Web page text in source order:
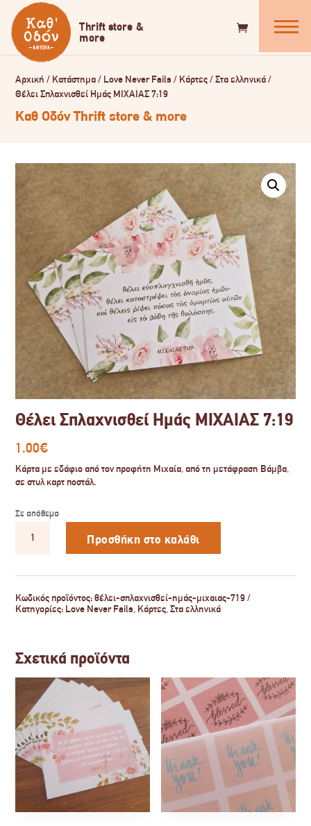
Αρχική / Κατάστημα/ Love Never Fails/ Κάρτες/Στα ελληνικά/
Θέλει Σπλαχνισθεί Ημάς ΜΙΧΑΙΑΣ 7:19
Καθ Οδόν Thrift store & more
Θέλει Σπλαχνισθεί Ημάς ΜΙΧΑΙΑΣ 7:19
1.00€
Κάρτα με εδάφιο από τον προφήτη Μιχαία, από τη μετάφραση Βάμβα,
σε στυλ καρτ ποστάλ.
Σε απόθεμα
Σπλαχνισθεί
7:19
Προσθήκη στο καλάθι
Κωδικός προϊόντος:θέλει-σπλαχνισθεί-ημάς-μιχαιας-719
Κατηγορίες: Love Never Fails, Κάρτες,Στα ελληνικά
Σχετικά προϊόντα